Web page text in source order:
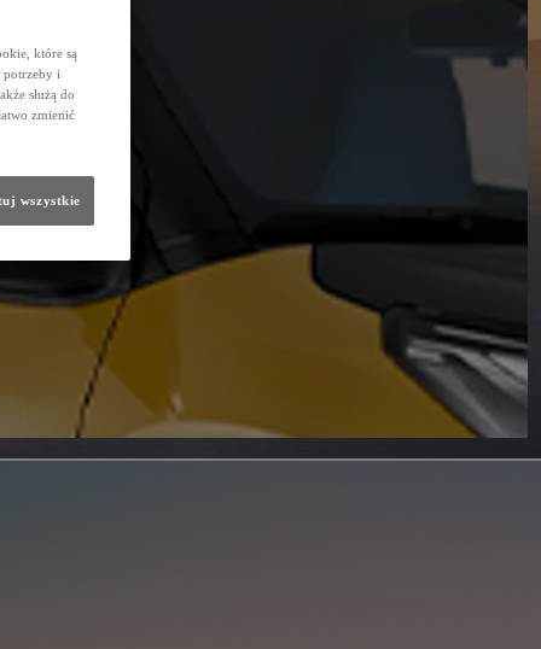
które są
potrzeby i
służą do
zmienić
wszystkie